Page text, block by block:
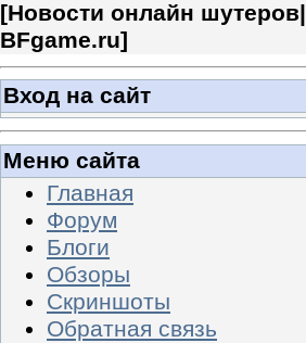
[Новости онлайн шутеров|
BFgame.ru]
Вход на сайт
Меню сайта
Главная
Форум
Блоги
Обзоры
Скриншоты
Обратная связь